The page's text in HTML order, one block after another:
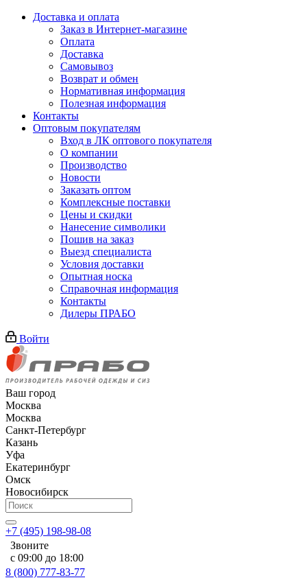
Доставка и оплата
Заказ в Интернет-магазине
Оплата
Доставка
Самовывоз
Возврат и обмен
Нормативная информация
Полезная информация
Контакты
Оптовым покупателям
Вход в ЛК оптового покупателя
О компании
Производство
Новости
Заказать оптом
Комплексные поставки
Цены и скидки
Нанесение символики
Пошив на заказ
Выезд специалиста
Условия доставки
Опытная носка
Справочная информация
Контакты
Дилеры ПРАБО
Войти
Ваш город
Москва
Москва
Санкт-Петербург
Казань
Уфа
Екатеринбург
Омск
Новосибирск
+7 (495) 198-98-08
Звоните
с 09:00 до 18:00
8 (800) 777-83-77